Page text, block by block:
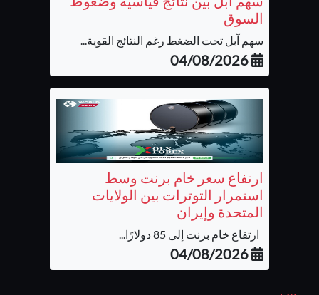
السوق
سهم آبل تحت الضغط رغم النتائج القوية...
04/08/2026
ارتفاع سعر خام برنت وسط
استمرار التوترات بين الولايات
المتحدة وإيران
ارتفاع خام برنت إلى 85 دولارًا...
04/08/2026